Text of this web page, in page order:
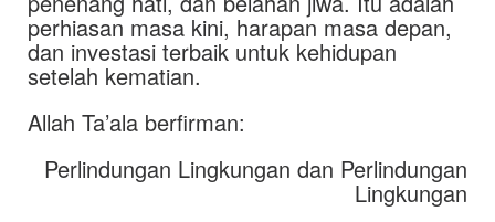
perhiasan masa kini, harapan masa depan,
dan investasi terbaik untuk kehidupan
setelah kematian.
Allah Ta’ala berfirman:
Perlindungan Lingkungan dan Perlindungan
Lingkungan